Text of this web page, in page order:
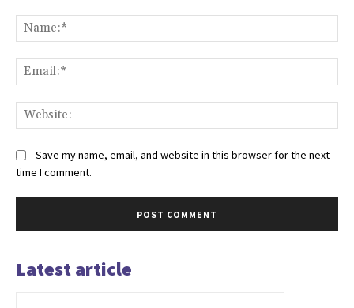
Save my name, email, and website in this browser for the next
time I comment.
Latest article